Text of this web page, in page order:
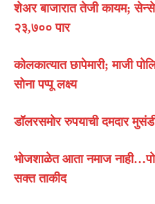
शेअर बाजारात तेजी कायम;
२३,७०० पार
कोलकात्यात छापेमारी; माजी
सोना पप्पू लक्ष्य
डॉलरसमोर रुपयाची दमदार
भोजशाळेत आता नमाज
सक्त ताकीद